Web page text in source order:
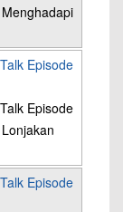
Episode
Episode
Episode